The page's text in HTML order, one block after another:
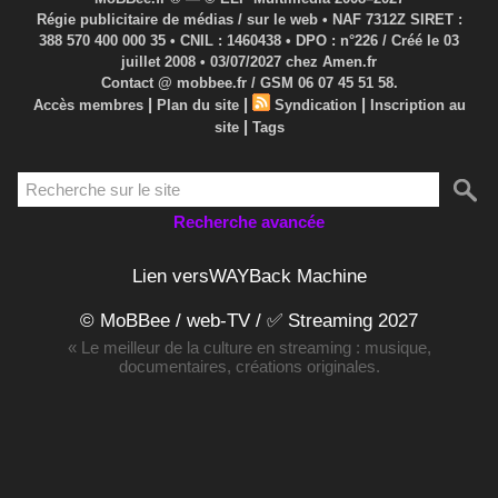
Régie publicitaire de médias / sur le web • NAF 7312Z SIRET :
388 570 400 000 35 • CNIL : 1460438 • DPO : n°226 / Créé le 03
juillet 2008 • 03/07/2027 chez Amen.fr
Contact @ mobbee.fr / GSM 06 07 45 51 58.
Accès membres | Plan du site | Syndication |
Inscription au
site | Tags
Recherche avancée
Lien versWAYBack Machine
© MoBBee / web-TV / ✅ Streaming 2027
« Le meilleur de la culture en streaming : musique,
documentaires, créations originales.